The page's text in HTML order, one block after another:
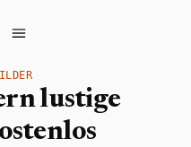
lustige